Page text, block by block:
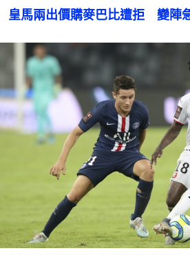
皇馬兩出價購麥巴比遭拒　變陣